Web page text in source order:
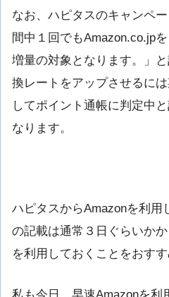
なお、ハピタスのキャンペ
間中１回でもAmazon.co.jp
増量の対象となります。」
換レートをアップさせるに
してポイント通帳に判定中
なります。
ハピタスからAmazonを利用
の記載は通常３日ぐらいか
を利用しておくことをおすす
私も今日、早速Amazonを利